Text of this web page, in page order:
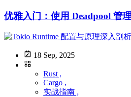
优雅入门：使用 Deadpool 管
18 Sep, 2025
Rust ,
Cargo ,
实战指南 ,